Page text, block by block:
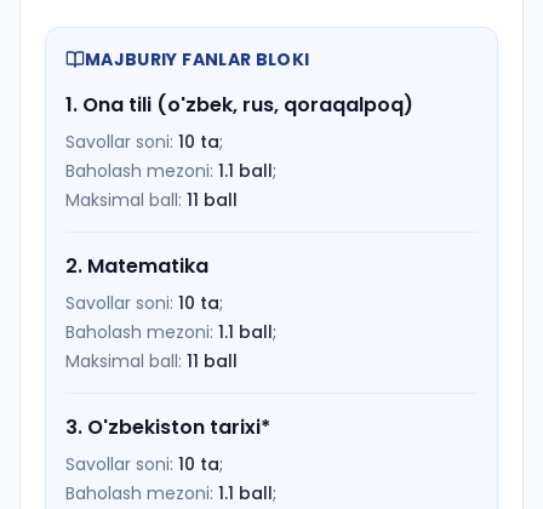
MAJBURIY FANLAR BLOKI
1. Ona tili (o'zbek, rus, qoraqalpoq)
Savollar soni: 10 ta;
Baholash mezoni: 1.1 ball;
Maksimal ball: 11 ball
2. Matematika
Savollar soni: 10 ta;
Baholash mezoni: 1.1 ball;
Maksimal ball: 11 ball
3. O'zbekiston tarixi*
Savollar soni: 10 ta;
Baholash mezoni: 1.1 ball;